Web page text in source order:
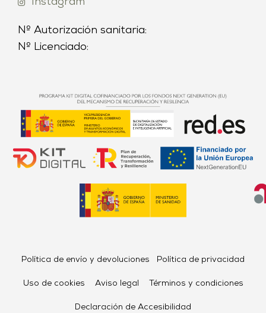
Nº Autorización sanitaria:
Nº Licenciado:
Política de envío y devoluciones Política de privacidad
Uso de cookies Aviso legal Términos y condiciones
Declaración de Accesibilidad